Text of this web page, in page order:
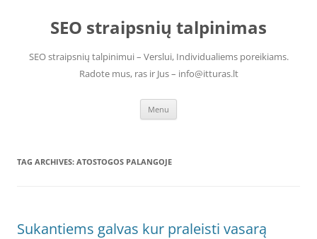
contentSEO straipsnių talpinimas
SEO straipsnių talpinimui – Verslui, Individualiems poreikiams.
Radote mus, ras ir Jus – info@itturas.lt
Menu
TAG ARCHIVES: ATOSTOGOS PALANGOJE
Sukantiems galvas kur praleisti vasarą